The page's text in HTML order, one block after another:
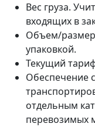
Вес груза.
входящих в
Объем/размер
упаковкой.
Текущий
Обеспечение
отдельным
перевозимых